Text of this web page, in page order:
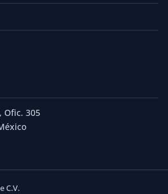
Ofic. 305
C.V.